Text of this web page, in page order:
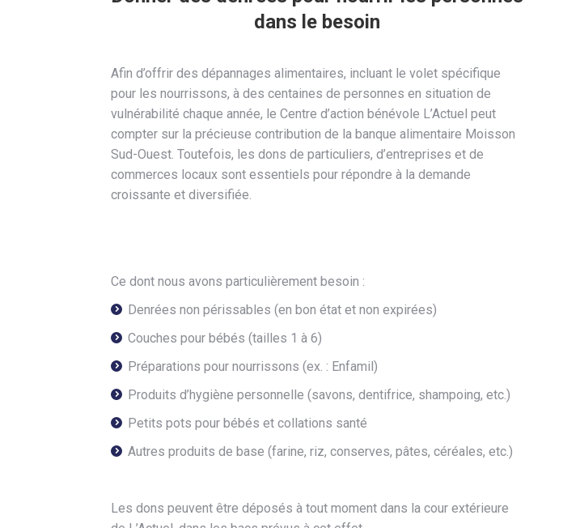
dans le besoin
Afin d’offrir des dépannages alimentaires, incluant le volet spécifique
pour les nourrissons, à des centaines de personnes en situation de
vulnérabilité chaque année, le Centre d’action bénévole L’Actuel peut
compter sur la précieuse contribution de la banque alimentaire Moisson
Sud-Ouest. Toutefois, les dons de particuliers, d’entreprises et de
commerces locaux sont essentiels pour répondre à la demande
croissante et diversifiée.
Ce dont nous avons particulièrement besoin :
Denrées non périssables (en bon état et non expirées)
Couches pour bébés (tailles 1 à 6)
Préparations pour nourrissons (ex. : Enfamil)
Produits d’hygiène personnelle (savons, dentifrice, shampoing, etc.)
Petits pots pour bébés et collations santé
Autres produits de base (farine, riz, conserves, pâtes, céréales, etc.)
Les dons peuvent être déposés à tout moment dans la cour extérieure